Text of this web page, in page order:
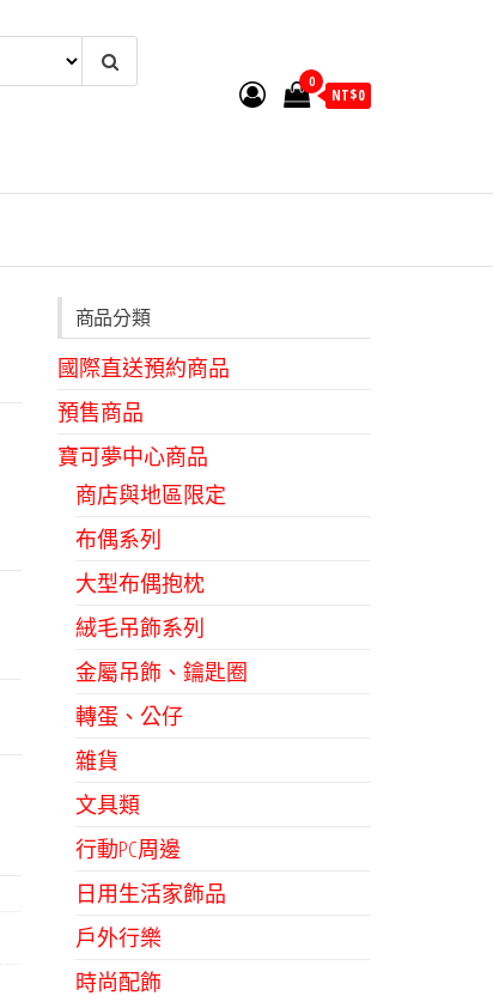
0
NT$0
商品分類
國際直送預約商品
預售商品
寶可夢中心商品
商店與地區限定
布偶系列
大型布偶抱枕
絨毛吊飾系列
金屬吊飾、鑰匙圈
轉蛋、公仔
雜貨
文具類
行動PC周邊
日用生活家飾品
戶外行樂
時尚配飾